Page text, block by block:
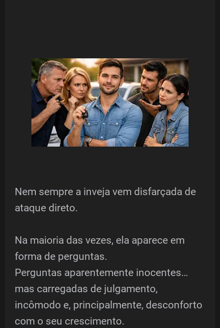
Nem sempre a inveja vem disfarçada de
ataque direto.
Na maioria das vezes, ela aparece em
forma de perguntas.
Perguntas aparentemente inocentes…
mas carregadas de julgamento,
incômodo e, principalmente, desconforto
com o seu crescimento.